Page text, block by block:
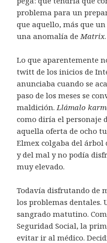
problema para un
que aquello, más que
una anomalía de Matrix.
Lo que aparentemente
twitt de los inicios de
anunciaba cuando se
paso de los meses se
maldición. Llámalo
como diría el personaje
aquella oferta de ocho
Elmex colgaba del
y del mal y no podía
muy elevado.
Todavía disfrutando de
los problemas dentales.
sangrado matutino.
Seguridad Social, la
evitar ir al médico.